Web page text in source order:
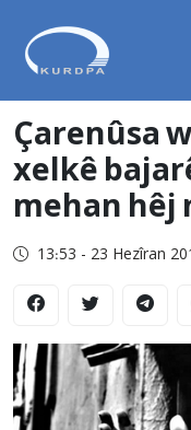
Çarenûsa
xelkê
mehan hêj
13:53 - 23 Hezîran